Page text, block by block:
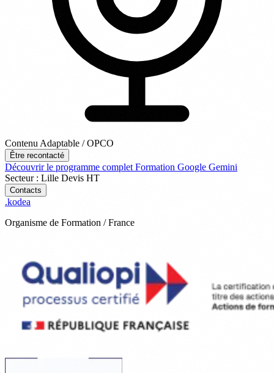
Contenu Adaptable / OPCO
Être recontacté
Découvrir le programme complet Formation Google Gemini
Secteur : Lille Devis HT
Contacts
.kodea
Organisme de Formation / France